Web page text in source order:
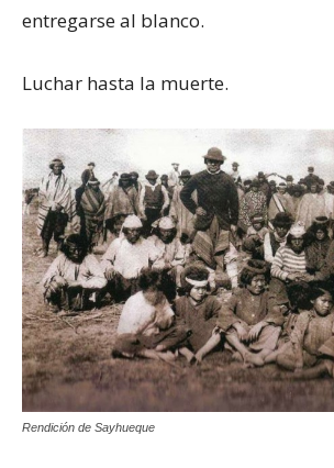
entregarse al blanco.
Luchar hasta la muerte.
Rendición de Sayhueque